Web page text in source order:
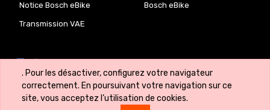
. Pour les désactiver, configurez votre navigateur
correctement. En poursuivant votre navigation sur ce
site, vous acceptez l’utilisation de cookies.
Notice Bosch eBike Bosch eBike
Transmission VAE
Copyright © VeloLab.lu 🇱🇺